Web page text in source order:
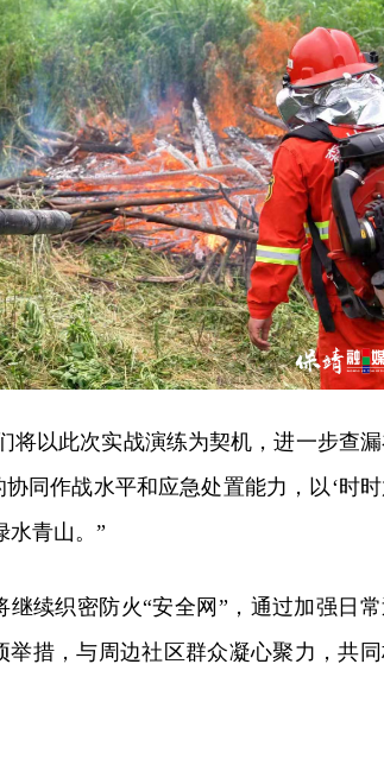
将以此次实战演练为契机，进一步查
同作战水平和应急处置能力，以‘时
水青山。”
续织密防火“安全网”，通过加强日
措，与周边社区群众凝心聚力，共